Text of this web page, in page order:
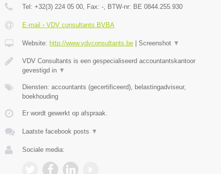
Tel: +32(3) 224 05 00 , Fax: - , BTW-nr: BE 0844.255.930
E-mail › VDV consultants BVBA
Website: http://www.vdvconsultants.be | Screenshot ▼
VDV Consultants is een gespecialiseerd accountantskantoor
gevestigd in ▼
Diensten: accountants (gecertificeerd), belastingadviseur,
boekhouding
Er wordt gewerkt op afspraak.
Laatste facebook posts ▼
Sociale media: